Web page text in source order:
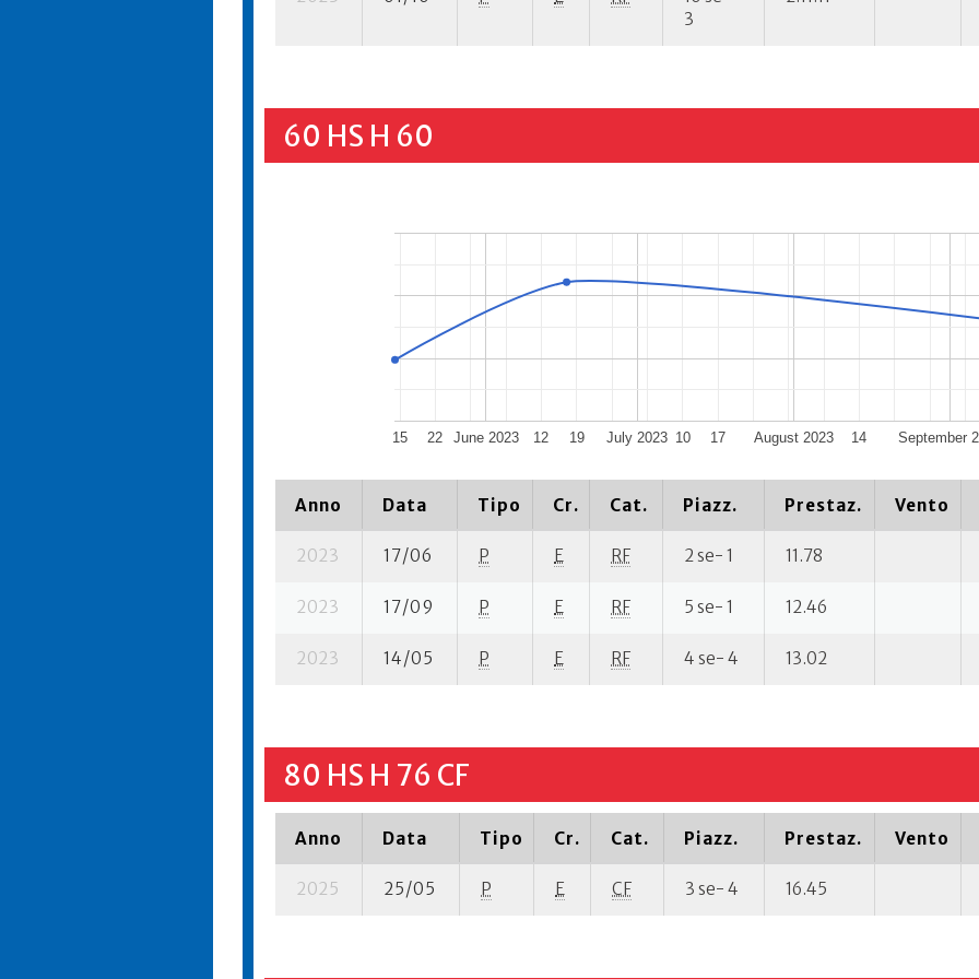
3
60 HS H 60
June 2023 July 2023 August 2023 September
15 22 12 19 10 17 14
Anno Data Tipo Cr. Cat. Piazz. Prestaz. Vento
2023 17/06 P E RF 2 se- 1 11.78
2023 17/09 P E RF 5 se- 1 12.46
2023 14/05 P E RF 4 se- 4 13.02
80 HS H 76 CF
Anno Data Tipo Cr. Cat. Piazz. Prestaz. Vento
2025 25/05 P E CF 3 se- 4 16.45